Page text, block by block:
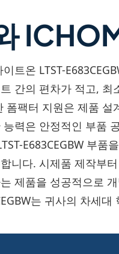
트온 LTST-
간의 편차가 적고,
폼팩터 지원은 제품
력은 안정적인 부품
E683CEGBW 부
니다. 시제품 제작부
제품을 성공적으로
는 귀사의 차세